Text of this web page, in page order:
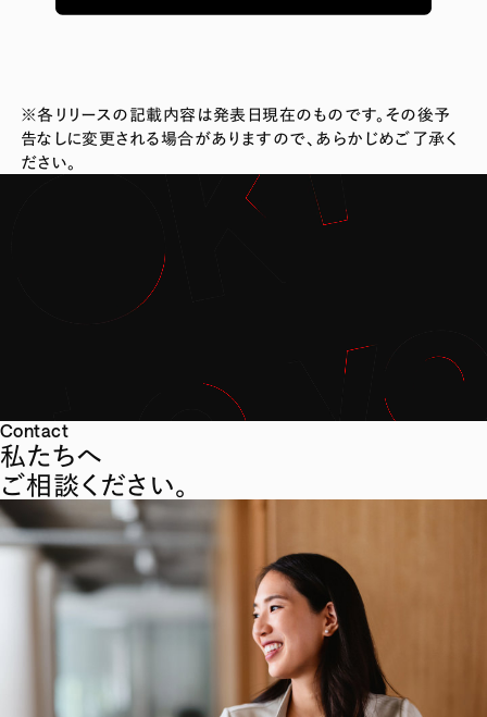
※各リリースの記載内容は発表日現在のものです。その後予
告なしに変更される場合がありますので、あらかじめご了承く
ださい。
Contact
私たちへ
ご相談ください。